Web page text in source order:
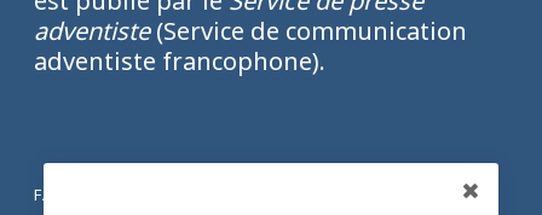
adventiste(Service de communication
adventiste francophone).
FACEBOOK